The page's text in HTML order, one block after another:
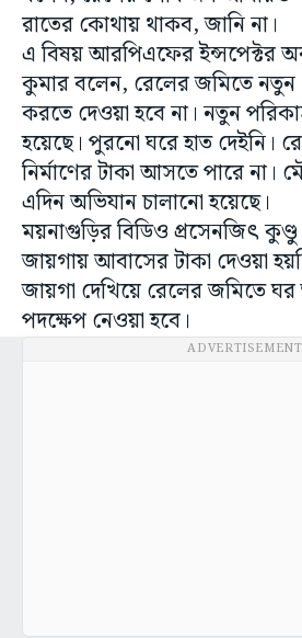
রাতের কোথায় থাকব, জানি না।
এ বিষয় আরপিএফের ইন্সপেক্টর
কুমার বলেন, রেলের জমিতে
করতে দেওয়া হবে না। নতুন
হয়েছে। পুরনো ঘরে হাত দেইনি।
নির্মাণের টাকা আসতে পারে না।
এদিন অভিযান চালানো হয়েছে।
ময়নাগুড়ির বিডিও প্রসেনজিৎ
জায়গায় আবাসের টাকা দেওয়া
জায়গা দেখিয়ে রেলের জমিতে
পদক্ষেপ নেওয়া হবে।
ADVERTISEMENT